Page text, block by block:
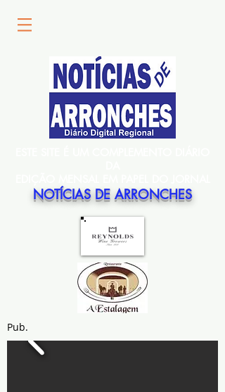
NOTÍCIAS DE ARRONCHES
Pub.